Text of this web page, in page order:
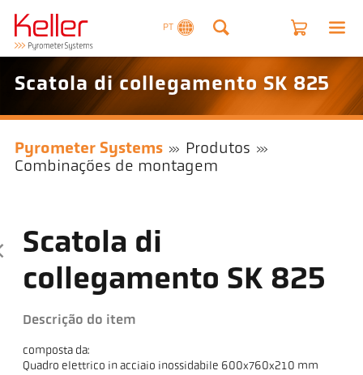
PT
Scatola di collegamento SK 825
Pyrometer Systems
Produtos
Combinações de montagem
Scatola di
collegamento SK 825
Descrição do item
composta da:
Quadro elettrico in acciaio inossidabile 600x760x210 mm